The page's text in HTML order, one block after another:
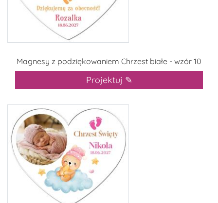
Magnesy z podziękowaniem Chrzest białe - wzór 10
Projektuj ✎